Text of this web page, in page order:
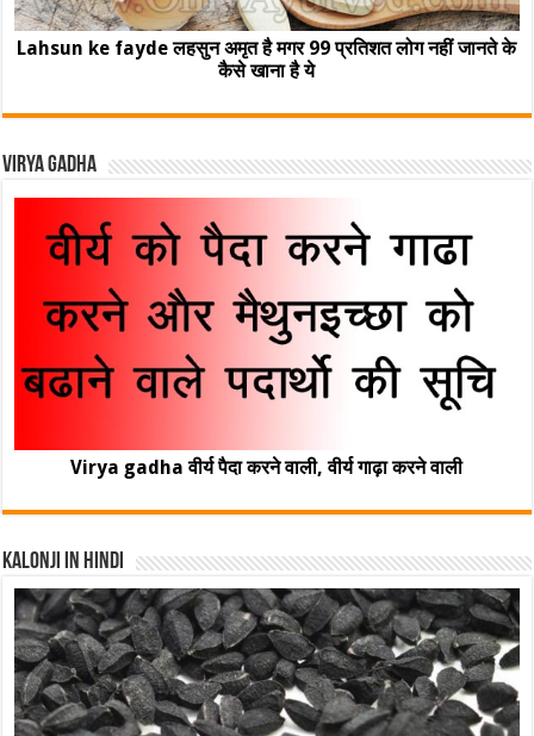
Lahsun ke fayde लहसुन अमृत है मगर 99 प्रतिशत लोग नहीं जानते के
कैसे खाना है ये
Virya Gadha
Virya gadha वीर्य पैदा करने वाली, वीर्य गाढ़ा करने वाली
Kalonji In Hindi